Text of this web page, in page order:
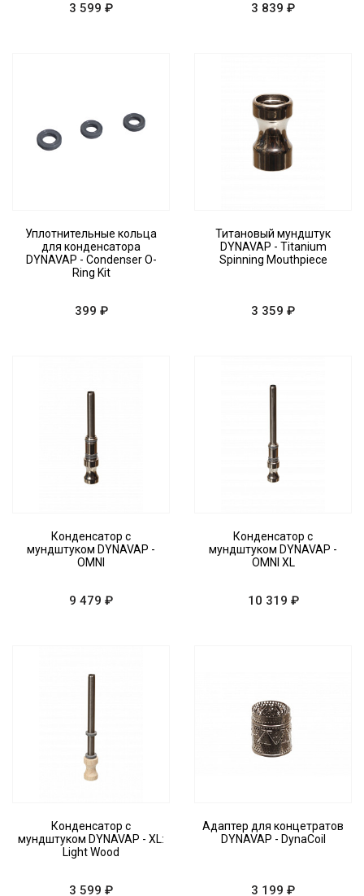
3 599 ₽ 3 839 ₽
Уплотнительные кольца
для конденсатора
DYNAVAP - Condenser O-
Ring Kit
399 ₽
Титановый мундштук
DYNAVAP - Titanium
Spinning Mouthpiece
3 359 ₽
Конденсатор с
мундштуком DYNAVAP -
OMNI
9 479 ₽
Конденсатор с
мундштуком DYNAVAP -
OMNI XL
10 319 ₽
Конденсатор с
мундштуком DYNAVAP - XL:
Light Wood
3 599 ₽
Адаптер для концетратов
DYNAVAP - DynaCoil
3 199 ₽